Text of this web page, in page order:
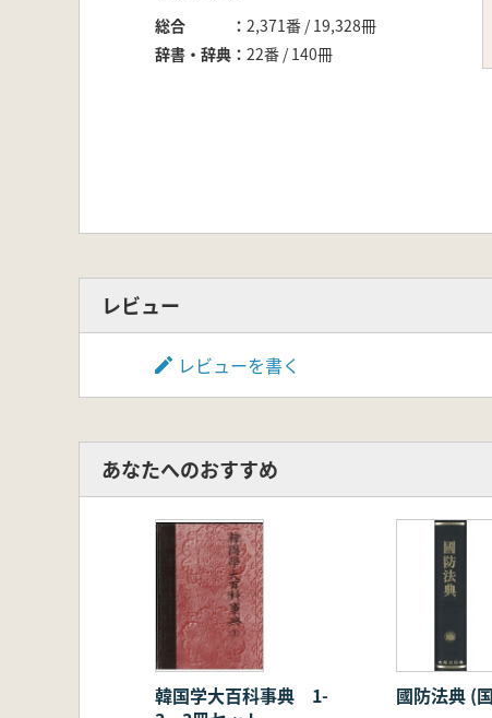
総合
2,371番 / 19,328冊
辞書・辞典
22番 / 140冊
レビュー
レビューを書く
あなたへのおすすめ
韓国学大百科事典 1-
國防法典 (